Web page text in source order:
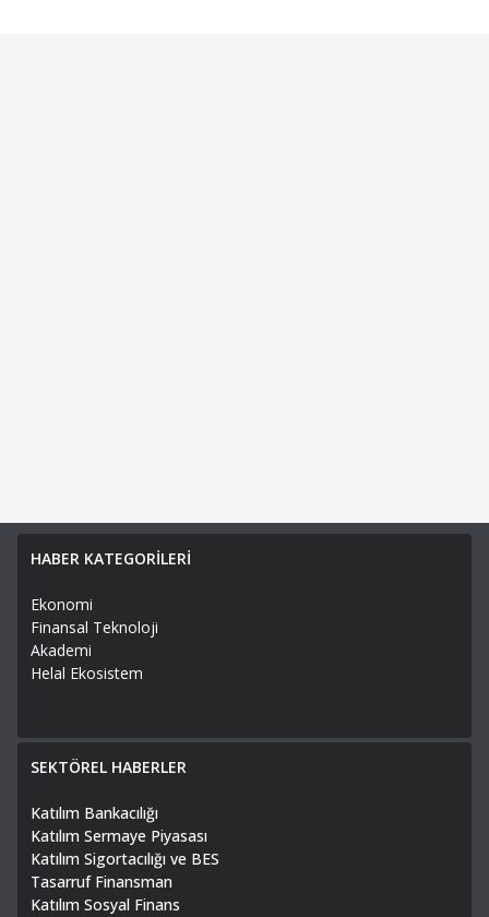
HABER KATEGORİLERİ
Ekonomi
Finansal Teknoloji
Akademi
Helal Ekosistem
SEKTÖREL HABERLER
Katılım Bankacılığı
Katılım Sermaye Piyasası
Katılım Sigortacılığı ve BES
Tasarruf Finansman
Katılım Sosyal Finans